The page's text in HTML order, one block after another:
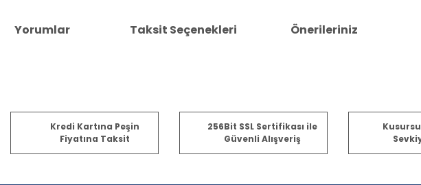
Yorumlar Taksit Seçenekleri Önerileriniz
Bu ürüne ilk yorumu siz yapın!
ve diğer konularda yetersiz gördüğünüz noktaları öneri formunu kullanarak
Kredi Kartına Peşin
Fiyatına Taksit
256Bit SSL Sertifikası ile
Güvenli Alışveriş